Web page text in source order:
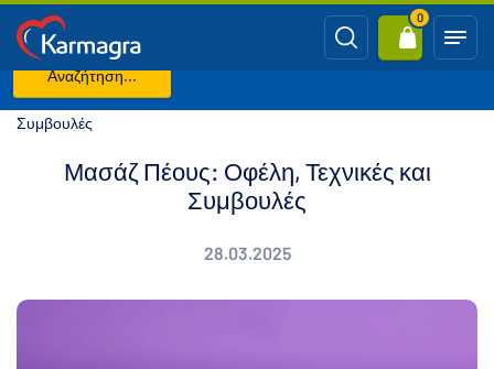
Αναζήτηση...
0
Κύρια σελίδα Blog
Συμβουλές
Μασάζ Πέους: Οφέλη, Τεχνικές και
Συμβουλές
28.03.2025